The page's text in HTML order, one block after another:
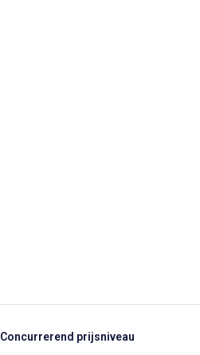
Concurrerend prijsniveau